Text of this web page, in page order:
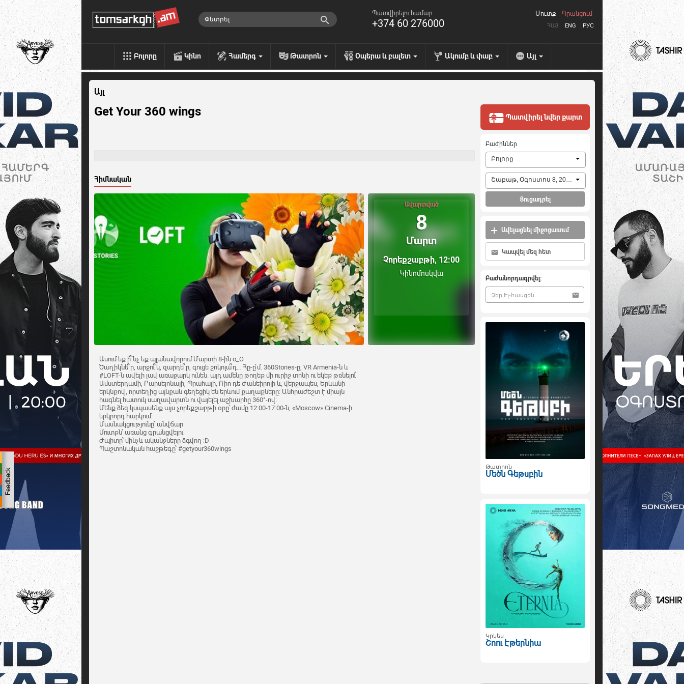
Պատվիրելու համար
+374 60 276000 ՀԱՅ ENG РУС
Մուտք Գրանցում
Բոլորը Կինո Համերգ Թատրոն Օպերա և բալետ Ակումբ և փաբ Այլ
Այլ
Get Your 360 wings
Հիմնական
Ավարտված
8
Մարտ
Չորեքշաբթի, 12:00
Կինոմոսկվա
Ասում եք ի՞նչ եք պլանավորում Մարտի 8-ին o_O
Ծաղիկնե՞ր, արջու՞կ, զարդե՞ր, գուցե շոկոլա՞դ… Հը-ը՛մ. 360Stories-ը, VR Armenia-ն և
#LOFT-ն ավելի լավ առաջարկ ունեն. այդ ամենը թողեք մի ուրիշ տոնի ու եկեք թռնելու՜
Ամստերդամի, Բարսելոնայի, Պրահայի, Ռիո դե Ժանեիրոյի և, վերջապես, Երևանի
երկնքով, որտեղից այնքան գեղեցիկ են երևում քաղաքները: Անհրաժեշտ է միայն
հագնել հատուկ սաղավարտն ու վայելել աշխարհը 360°-ով:
Մենք ձեզ կսպասենք այս չորեքշաբթի օրը՝ ժամը 12:00-17:00-ն, «Moscow» Cinema-ի
երկրորդ հարկում:
Մասնակցությունը՝ անվճար
Մուտքն՝ առանց գրանցվելու
Ժպիտը՝ մինչև ականջները ձգվող :D
Պաշտոնական հաշթեգը՝ #getyour360wings
Պատվիրել նվեր քարտ
Բաժիններ
Բոլորը
Շաբաթ, Օգոստոս 8, 2026
Ցուցադրել
Ավելացնել միջոցառում
Կապվել մեզ հետ
Բաժանորդագրվել:
Թատրոն
Մեծն Գեթսբին
Կրկես
Շոու Էթերնիա